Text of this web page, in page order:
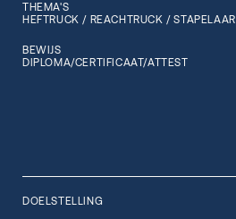
THEMA'S
HEFTRUCK / REACHTRUCK / STAPELAAR
BEWIJS
DIPLOMA/CERTIFICAAT/ATTEST
DOELSTELLING